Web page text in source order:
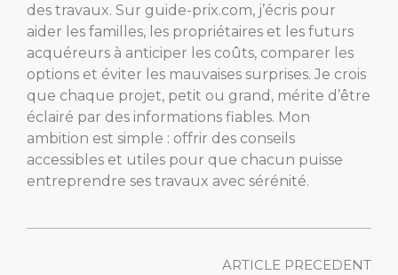
des travaux. Sur guide-prix.com, j’écris pour
aider les familles, les propriétaires et les futurs
acquéreurs à anticiper les coûts, comparer les
options et éviter les mauvaises surprises. Je crois
que chaque projet, petit ou grand, mérite d’être
éclairé par des informations fiables. Mon
ambition est simple : offrir des conseils
accessibles et utiles pour que chacun puisse
entreprendre ses travaux avec sérénité.
ARTICLE PRECEDENT